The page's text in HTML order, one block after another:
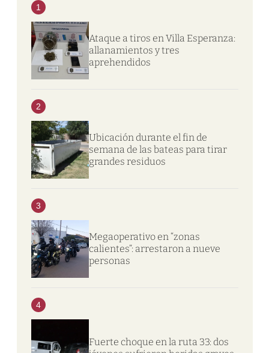
1
Ataque a tiros en Villa Esperanza:
allanamientos y tres
aprehendidos
2
Ubicación durante el fin de
semana de las bateas para tirar
grandes residuos
3
Megaoperativo en “zonas
calientes”: arrestaron a nueve
personas
4
Fuerte choque en la ruta 33: dos